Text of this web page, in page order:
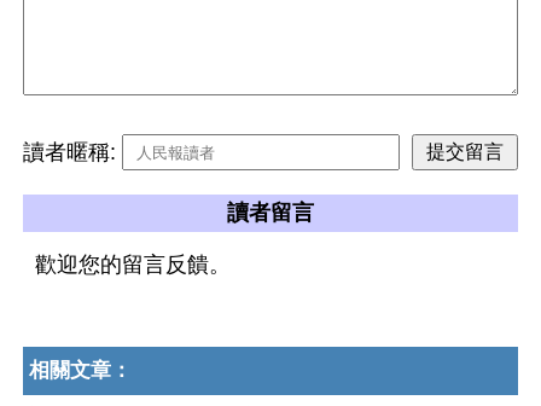
讀者暱稱:
讀者留言
歡迎您的留言反饋。
相關文章：